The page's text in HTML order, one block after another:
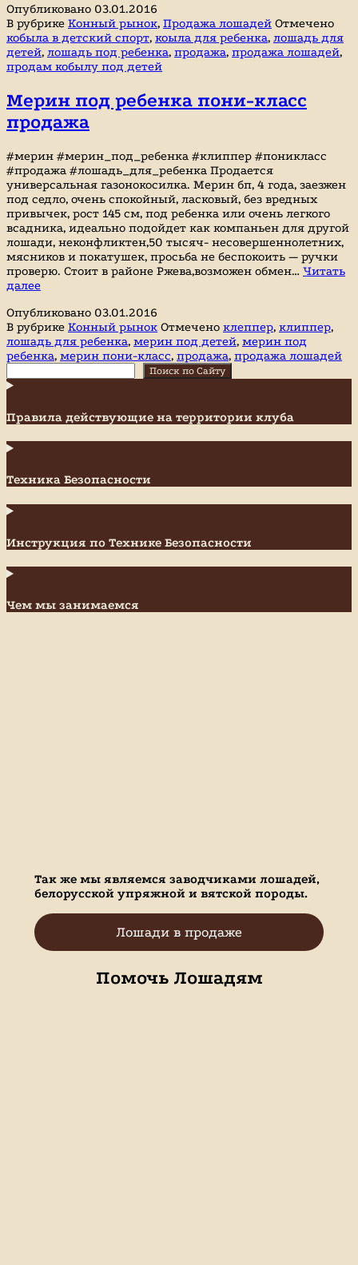
Опубликовано 03.01.2016
В рубрике Конный рынок, Продажа лошадей Отмечено
кобыла в детский спорт, коыла для ребенка, лошадь для
детей, лошадь под ребенка, продажа, продажа лошадей,
продам кобылу под детей
Мерин под ребенка пони-класс
продажа
#мерин #мерин_под_ребенка #клиппер #поникласс
#продажа #лошадь_для_ребенка Продается
универсальная газонокосилка. Мерин бп, 4 года, заезжен
под седло, очень спокойный, ласковый, без вредных
привычек, рост 145 см, под ребенка или очень легкого
всадника, идеально подойдет как компаньен для другой
лошади, неконфликтен,50 тысяч- несовершеннолетних,
мясников и покатушек, просьба не беспокоить — ручки
проверю. Стоит в районе Ржева,возможен обмен… Читать
далееМерин
ребенка
пони-
класс
продажа
Опубликовано 03.01.2016
В рубрике Конный рынок Отмечено клеппер, клиппер,
лошадь для ребенка, мерин под детей, мерин под
ребенка, мерин пони-класс, продажа, продажа лошадей
Поиск по Сайту
Правила действующие на территории клуба
Техника Безопасности
Инструкция по Технике Безопасности
Чем мы занимаемся
Так же мы являемся заводчиками лошадей,
белорусской упряжной и вятской породы.
Лошади в продаже
Помочь Лошадям